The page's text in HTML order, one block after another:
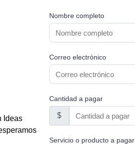
Ideas
Nombre completo
Correo electrónico
Cantidad a pagar
$
Servicio o producto a pagar